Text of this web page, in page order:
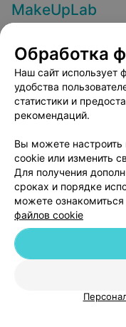
MakeUpLab
Стрижка чёлки
Цена по запросу
Обработка
Наш сайт использует
удобства
статистики и
рекомендаций.
Вы можете настроить
cookie или изменить
Для получения
сроках и порядке
можете
файлов cookie